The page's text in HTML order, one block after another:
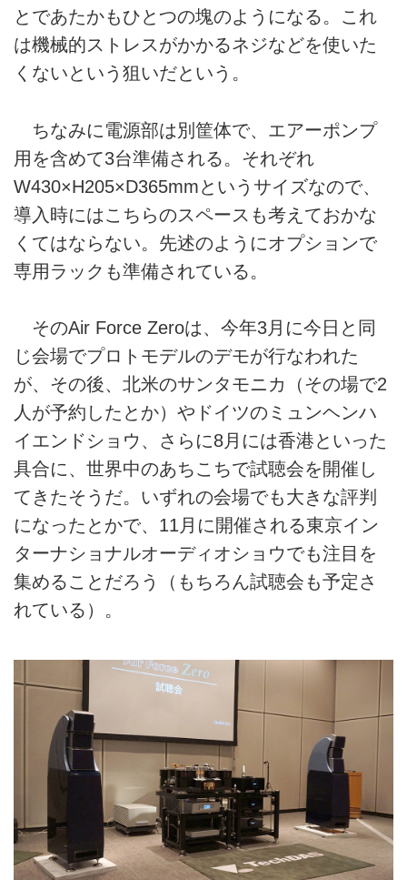
とであたかもひとつの塊のようになる。これ
は機械的ストレスがかかるネジなどを使いた
くないという狙いだという。
ちなみに電源部は別筐体で、エアーポンプ
用を含めて3台準備される。それぞれ
W430×H205×D365mmというサイズなので、
導入時にはこちらのスペースも考えておかな
くてはならない。先述のようにオプションで
専用ラックも準備されている。
そのAir Force Zeroは、今年3月に今日と同
じ会場でプロトモデルのデモが行なわれた
が、その後、北米のサンタモニカ（その場で2
人が予約したとか）やドイツのミュンヘンハ
イエンドショウ、さらに8月には香港といった
具合に、世界中のあちこちで試聴会を開催し
てきたそうだ。いずれの会場でも大きな評判
になったとかで、11月に開催される東京イン
ターナショナルオーディオショウでも注目を
集めることだろう（もちろん試聴会も予定さ
れている）。